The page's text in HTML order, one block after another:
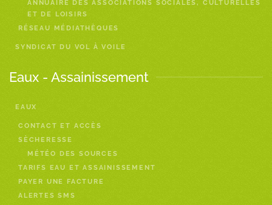
ANNUAIRE DES ASSOCIATIONS SOCIALES, CULTURELLES
ET DE LOISIRS
RÉSEAU MÉDIATHÈQUES
SYNDICAT DU VOL À VOILE
Eaux - Assainissement
EAUX
CONTACT ET ACCÈS
SÈCHERESSE
MÉTÉO DES SOURCES
TARIFS EAU ET ASSAINISSEMENT
PAYER UNE FACTURE
ALERTES SMS